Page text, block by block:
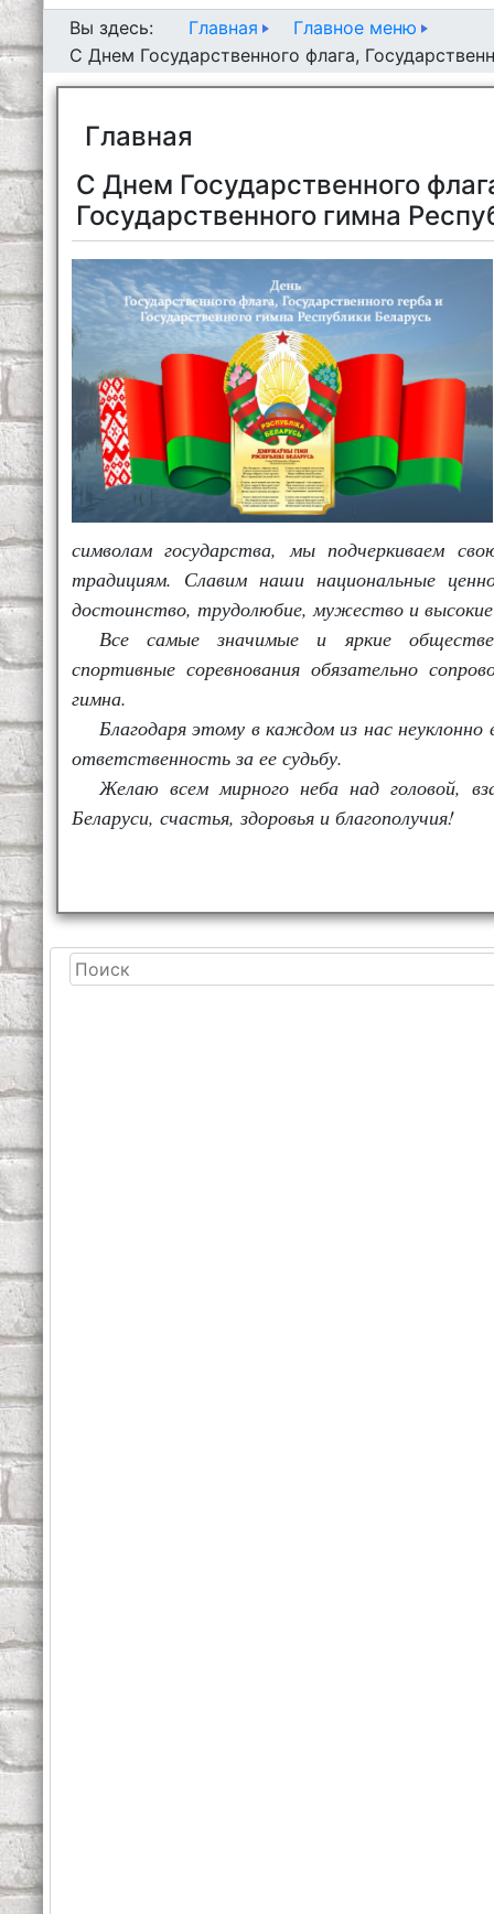
Вы здесь:
Главная
Главное меню
С Днем Государственного флага,
Главная
С Днем Государственного
Государственного гимна
символам государства, мы подчеркиваем
традициям. Славим наши национальные
достоинство, трудолюбие, мужество и
Все самые значимые и яркие
спортивные соревнования обязательно
гимна.
Благодаря этому в каждом из нас
ответственность за ее судьбу.
Желаю всем мирного неба над головой,
Беларуси, счастья, здоровья и благополучия!